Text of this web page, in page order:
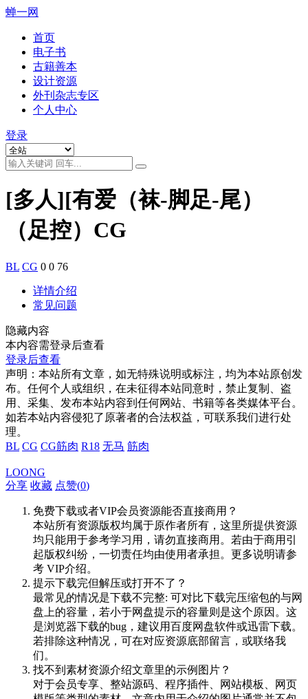
蝉一网
首页
电子书
古籍善本
设计资源
外刊杂志专区
个人中心
登录
[多人][有爱（袜-脚足-尾）
（足控）CG
BL CG 0 0 76
详情介绍
常见问题
隐藏内容
本内容需登录后查看
登录后查看
声明：本站所有文章，如无特殊说明或标注，均为本站原创发
布。任何个人或组织，在未征得本站同意时，禁止复制、盗
用、采集、发布本站内容到任何网站、书籍等各类媒体平台。
如若本站内容侵犯了原著者的合法权益，可联系我们进行处
理。
BL CG CG筋肉 R18 无马 筋肉
LOONG
分享 收藏 点赞(0)
免费下载或者VIP会员资源能否直接商用？
本站所有资源版权均属于原作者所有，这里所提供资源
均只能用于参考学习用，请勿直接商用。若由于商用引
起版权纠纷，一切责任均由使用者承担。更多说明请参
考 VIP介绍。
提示下载完但解压或打开不了？
最常见的情况是下载不完整: 可对比下载完压缩包的与网
盘上的容量，若小于网盘提示的容量则是这个原因。这
是浏览器下载的bug，建议用百度网盘软件或迅雷下载。
若排除这种情况，可在对应资源底部留言，或联络我
们。
找不到素材资源介绍文章里的示例图片？
对于会员专享、整站源码、程序插件、网站模板、网页